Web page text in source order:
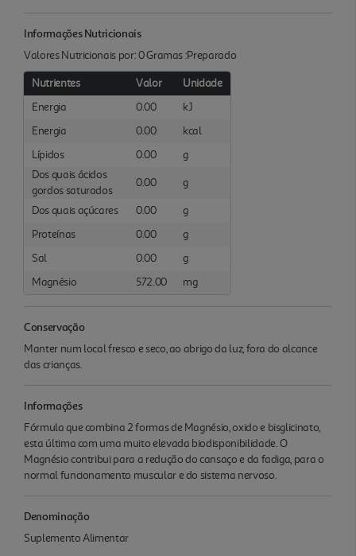
Informações Nutricionais
Valores Nutricionais por: 0 Gramas :Preparado
Nutrientes Valor
Unidade
Energia
0.00
kJ
Energia
0.00
kcal
Lípidos
0.00
g
Dos quais ácidos
gordos saturados
0.00 g
Dos quais açúcares 0.00
g
Proteínas
0.00
g
Sal
0.00
g
Magnésio
572.00 mg
Conservação
Manter num local fresco e seco, ao abrigo da luz, fora do alcance
das crianças.
Informações
Fórmula que combina 2 formas de Magnésio, oxido e bisglicinato,
esta última com uma muito elevada biodisponibilidade. O
Magnésio contribui para a redução do cansaço e da fadiga, para o
normal funcionamento muscular e do sistema nervoso.
Denominação
Suplemento Alimentar